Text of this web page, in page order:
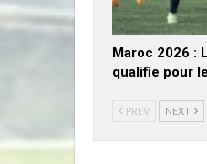
Maroc 2026 :
qualifie pour
PREV NEXT